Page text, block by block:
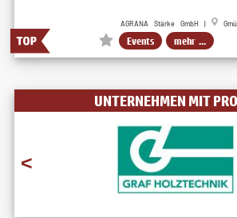
AGRANA Stärke GmbH |
Events mehr ...
UNTERNEHMEN MIT
<